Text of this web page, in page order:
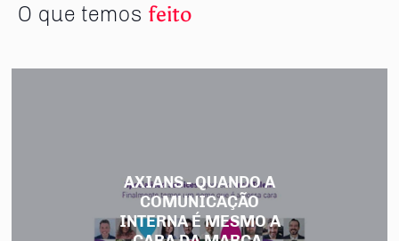
O que temos feito
AXIANS - QUANDO A
COMUNICAÇÃO
INTERNA É MESMO A